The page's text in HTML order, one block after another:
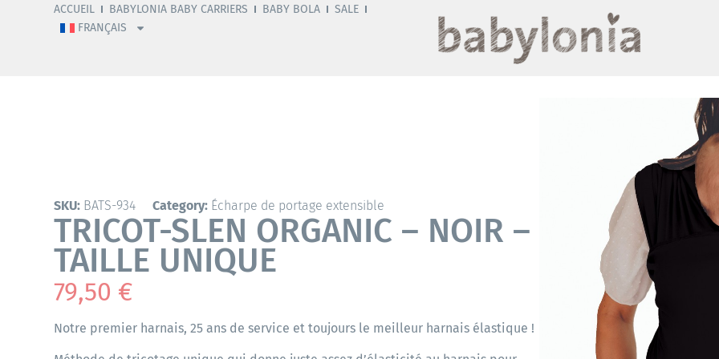
ACCUEIL BABYLONIA BABY CARRIERS BABY BOLA
SALE
FRANÇAIS
SKU: BATS-934 Category: Écharpe de portage extensible
TRICOT-SLEN ORGANIC – NOIR –
TAILLE UNIQUE
79,50 €
Notre premier harnais, 25 ans de service et toujours le meilleur harnais élastique !